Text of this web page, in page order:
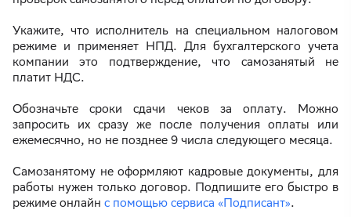
Укажите, что исполнитель на специальном налоговом
режиме и применяет НПД. Для бухгалтерского учета
компании это подтверждение, что самозанятый не
платит НДС.
Обозначьте сроки сдачи чеков за оплату. Можно
запросить их сразу же после получения оплаты или
ежемесячно, но не позднее 9 числа следующего месяца.
Самозанятому не оформляют кадровые документы, для
работы нужен только договор. Подпишите его быстро в
режиме онлайн с помощью сервиса «Подписант».